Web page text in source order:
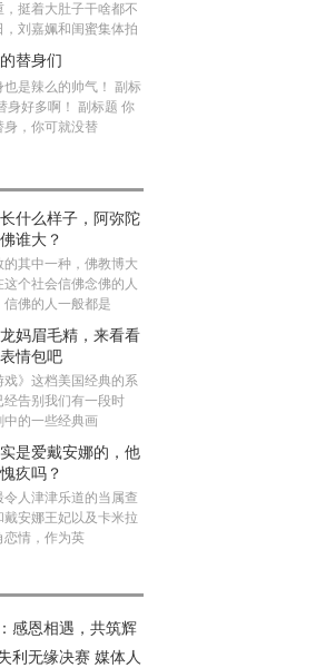
，挺着大肚子干啥都不
，刘嘉姵和闺蜜集体拍
替身们
也是辣么的帅气！ 副标
身好多啊！ 副标题 你
身，你可就没替
什么样子，阿弥陀
谁大？
的其中一种，佛教博大
这个社会信佛念佛的人
信佛的人一般都是
妈眉毛精，来看看
情包吧
戏》这档美国经典的系
经告别我们有一段时
中的一些经典画
是爱戴安娜的，他
疚吗？
令人津津乐道的当属查
戴安娜王妃以及卡米拉
恋情，作为英
感恩相遇，共筑辉
利无缘决赛 媒体人